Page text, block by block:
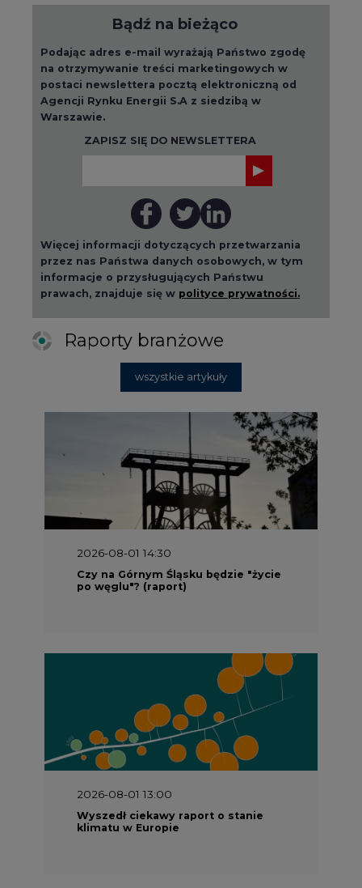
Bądź na bieżąco
Podając adres e-mail wyrażają Państwo zgodę
na otrzymywanie treści marketingowych w
postaci newslettera pocztą elektroniczną od
Agencji Rynku Energii S.A z siedzibą w
Warszawie.
ZAPISZ SIĘ DO NEWSLETTERA
Więcej informacji dotyczących przetwarzania
przez nas Państwa danych osobowych, w tym
informacje o przysługujących Państwu
prawach, znajduje się w polityce prywatności.
Raporty branżowe
wszystkie artykuły
2026-08-01 14:30
Czy na Górnym Śląsku będzie "życie
po węglu"? (raport)
2026-08-01 13:00
Wyszedł ciekawy raport o stanie
klimatu w Europie